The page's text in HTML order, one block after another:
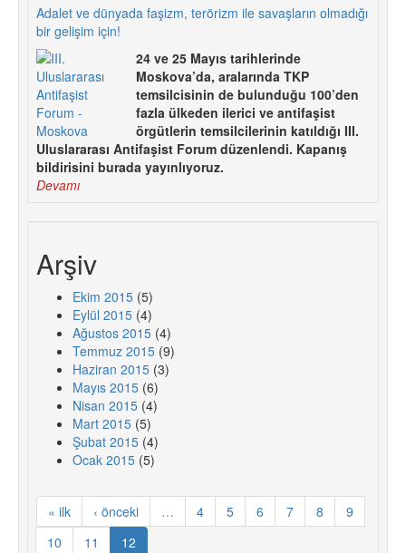
Adalet ve dünyada faşizm, terörizm ile savaşların olmadığı
bir gelişim için!
24 ve 25 Mayıs tarihlerinde
Moskova’da, aralarında TKP
temsilcisinin de bulunduğu 100’den
fazla ülkeden ilerici ve antifaşist
örgütlerin temsilcilerinin katıldığı III.
Uluslararası Antifaşist Forum düzenlendi. Kapanış
bildirisini burada yayınlıyoruz.
Devamı
Arşiv
Ekim 2015 (5)
Eylül 2015 (4)
Ağustos 2015 (4)
Temmuz 2015 (9)
Haziran 2015 (3)
Mayıs 2015 (6)
Nisan 2015 (4)
Mart 2015 (5)
Şubat 2015 (4)
Ocak 2015 (5)
« ilk ‹ önceki … 4 5 6 7 8
9
10
11 12